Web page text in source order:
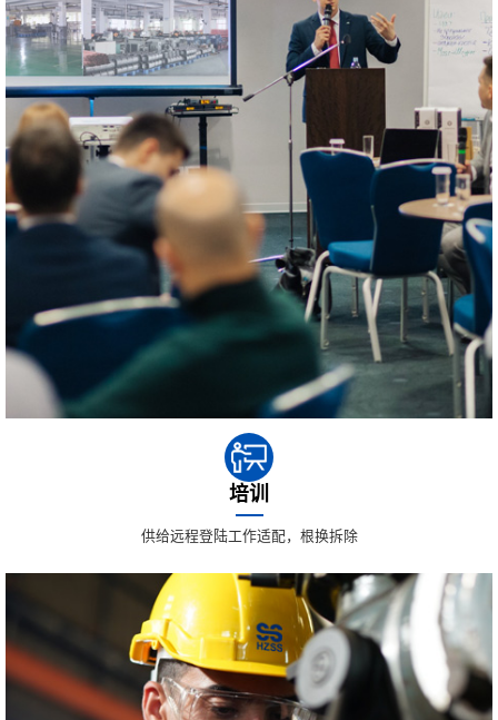
培训
供给远程登陆工作适配，根换拆除